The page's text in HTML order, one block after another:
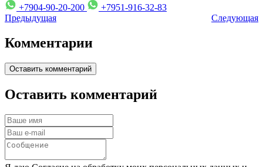
+7904-90-20-200
+7951-916-32-83
Предыдущая
Следующая
Комментарии
Оставить комментарий
Оставить комментарий